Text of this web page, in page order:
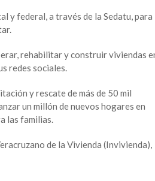
y federal, a través de la Sedatu, para
rehabilitar y construir viviendas
redes sociales.
y rescate de más de 50 mil
un millón de nuevos hogares en
las familias.
de la Vivienda (Invivienda),